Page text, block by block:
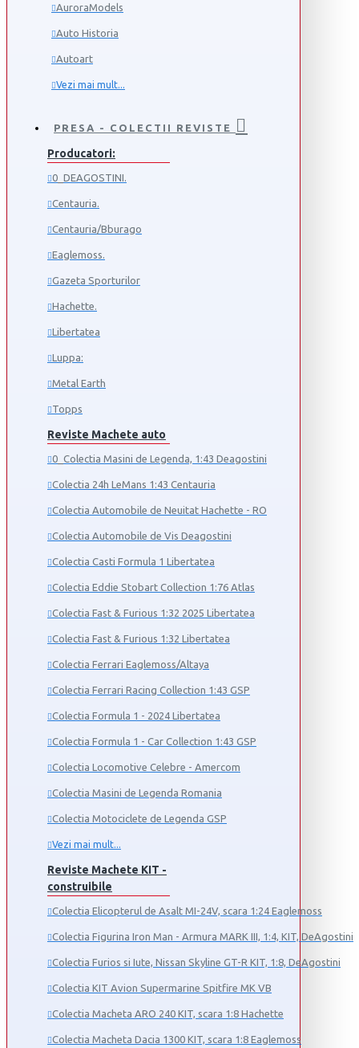
AuroraModels
Auto Historia
Autoart
Vezi mai mult...
PRESA - COLECTII REVISTE
Producatori:
0_DEAGOSTINI.
Centauria.
Centauria/Bburago
Eaglemoss.
Gazeta Sporturilor
Hachette.
Libertatea
Luppa:
Metal Earth
Topps
Reviste Machete auto
0_Colectia Masini de Legenda, 1:43 Deagostini
Colectia 24h LeMans 1:43 Centauria
Colectia Automobile de Neuitat Hachette - RO
Colectia Automobile de Vis Deagostini
Colectia Casti Formula 1 Libertatea
Colectia Eddie Stobart Collection 1:76 Atlas
Colectia Fast & Furious 1:32 2025 Libertatea
Colectia Fast & Furious 1:32 Libertatea
Colectia Ferrari Eaglemoss/Altaya
Colectia Ferrari Racing Collection 1:43 GSP
Colectia Formula 1 - 2024 Libertatea
Colectia Formula 1 - Car Collection 1:43 GSP
Colectia Locomotive Celebre - Amercom
Colectia Masini de Legenda Romania
Colectia Motociclete de Legenda GSP
Vezi mai mult...
Reviste Machete KIT -
construibile
Colectia Elicopterul de Asalt MI-24V, scara 1:24 Eaglemoss
Colectia Figurina Iron Man - Armura MARK III, 1:4, KIT, DeAgostini
Colectia Furios si Iute, Nissan Skyline GT-R KIT, 1:8, DeAgostini
Colectia KIT Avion Supermarine Spitfire MK VB
Colectia Macheta ARO 240 KIT, scara 1:8 Hachette
Colectia Macheta Dacia 1300 KIT, scara 1:8 Eaglemoss